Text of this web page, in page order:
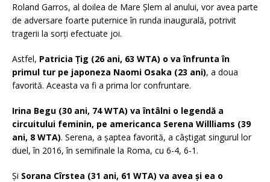
Roland Garros, al doilea de Mare Şlem al anului, vor avea parte
de adversare foarte puternice în runda inaugurală, potrivit
tragerii la sorţi efectuate joi.
Astfel, Patricia Ţig (26 ani, 63 WTA) o va înfrunta în
primul tur pe japoneza Naomi Osaka (23 ani), a doua
favorită. Aceasta va fi a prima lor confruntare.
Irina Begu (30 ani, 74 WTA) va întâlni o legendă a
circuitului feminin, pe americanca Serena Willliams (39
ani, 8 WTA). Serena, a şaptea favorită, a câştigat singurul lor
duel, în 2016, în semifinale la Roma, cu 6-4, 6-1.
Şi Sorana Cîrstea (31 ani, 61 WTA) va avea şi ea o